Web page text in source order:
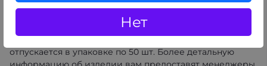
Нет
арабская камедь. Она имеет природное
происхождение, не содержит канцерогенов. Бумага
отпускается в упаковке по 50 шт. Более детальную